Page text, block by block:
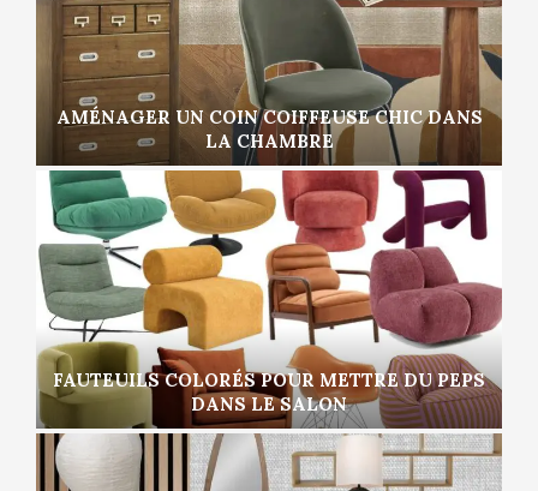
AMÉNAGER UN COIN COIFFEUSE CHIC DANS
LA CHAMBRE
FAUTEUILS COLORÉS POUR METTRE DU PEPS
DANS LE SALON